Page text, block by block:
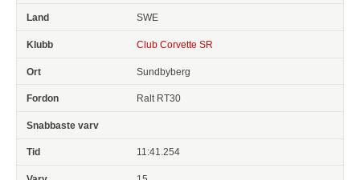
SWE
Club Corvette SR
Sundbyberg
Ralt RT30
11:41.254